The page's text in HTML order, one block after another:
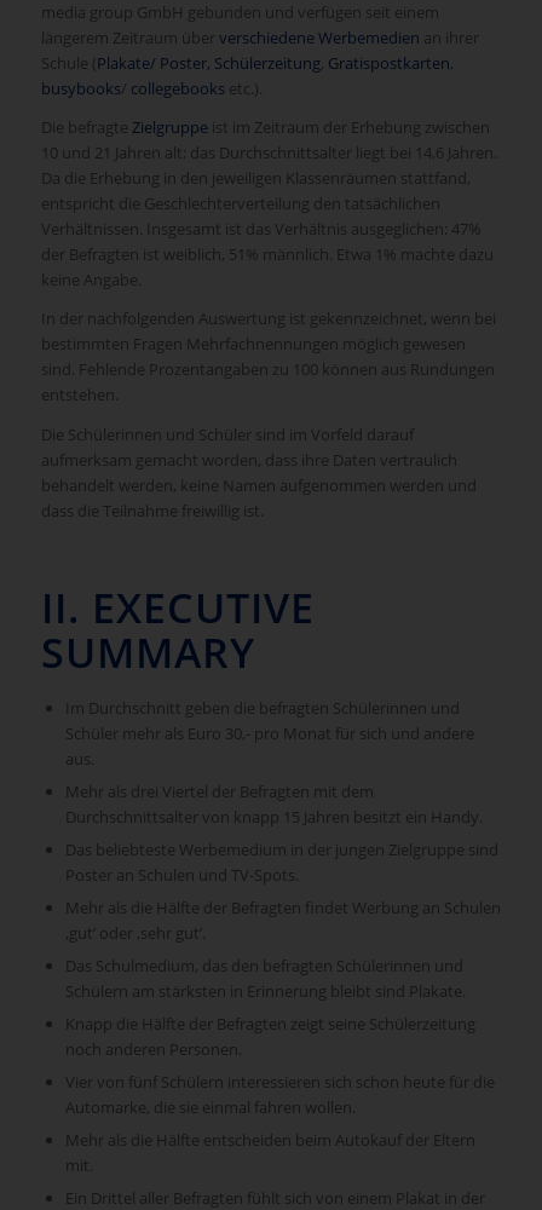
media group GmbH gebunden und verfügen seit einem
längerem Zeitraum überverschiedene Werbemedien an ihrer
Schule (Plakate/ Poster, Schülerzeitung, Gratispostkarten,
busybooks/ collegebooksetc.).
Die befragte Zielgruppeist im Zeitraum der Erhebung zwischen
10 und 21 Jahren alt; das Durchschnittsalter liegt bei 14,6 Jahren.
Da die Erhebung in den jeweiligen Klassenräumen stattfand,
entspricht die Geschlechterverteilung den tatsächlichen
Verhältnissen. Insgesamt ist das Verhältnis ausgeglichen: 47%
der Befragten ist weiblich, 51% männlich. Etwa 1% machte dazu
keine Angabe.
In der nachfolgenden Auswertung ist gekennzeichnet, wenn bei
bestimmten Fragen Mehrfachnennungen möglich gewesen
sind. Fehlende Prozentangaben zu 100 können aus Rundungen
entstehen.
Die Schülerinnen und Schüler sind im Vorfeld darauf
aufmerksam gemacht worden, dass ihre Daten vertraulich
behandelt werden, keine Namen aufgenommen werden und
dass die Teilnahme freiwillig ist.
II. EXECUTIVE
SUMMARY
Im Durchschnitt geben die befragten Schülerinnen und
Schüler mehr als Euro 30,- pro Monat für sich und andere
aus.
Mehr als drei Viertel der Befragten mit dem
Durchschnittsalter von knapp 15 Jahren besitzt ein Handy.
Das beliebteste Werbemedium in der jungen Zielgruppe sind
Poster an Schulen und TV-Spots.
Mehr als die Hälfte der Befragten findet Werbung an Schulen
‚gut’ oder ‚sehr gut’.
Das Schulmedium, das den befragten Schülerinnen und
Schülern am stärksten in Erinnerung bleibt sind Plakate.
Knapp die Hälfte der Befragten zeigt seine Schülerzeitung
noch anderen Personen.
Vier von fünf Schülern interessieren sich schon heute für die
Automarke, die sie einmal fahren wollen.
Mehr als die Hälfte entscheiden beim Autokauf der Eltern
mit.
Ein Drittel aller Befragten fühlt sich von einem Plakat in der